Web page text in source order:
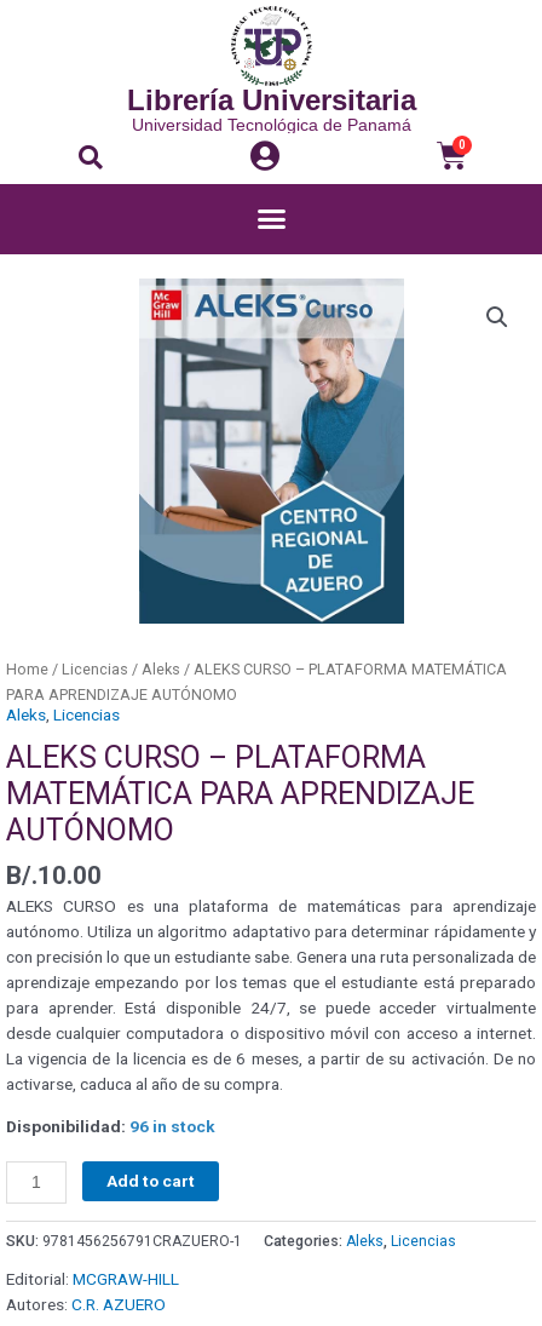
Librería Universitaria
Universidad Tecnológica de Panamá
0
Home / Licencias / Aleks / ALEKS CURSO – PLATAFORMA MATEMÁTICA
PARA APRENDIZAJE AUTÓNOMO
Aleks Licencias
ALEKS CURSO – PLATAFORMA
MATEMÁTICA PARA APRENDIZAJE
AUTÓNOMO
B/.10.00
ALEKS CURSO es una plataforma de matemáticas para aprendizaje
autónomo. Utiliza un algoritmo adaptativo para determinar rápidamente y
con precisión lo que un estudiante sabe. Genera una ruta personalizada de
aprendizaje empezando por los temas que el estudiante está preparado
para aprender. Está disponible 24/7, se puede acceder virtualmente
desde cualquier computadora o dispositivo móvil con acceso a internet.
La vigencia de la licencia es de 6 meses, a partir de su activación. De no
activarse, caduca al año de su compra.
Disponibilidad: 96 in stock
Add to cart
SKU: 9781456256791CRAZUERO-1 Categories: Aleks, Licencias
Editorial: MCGRAW-HILL
Autores: C.R. AZUERO